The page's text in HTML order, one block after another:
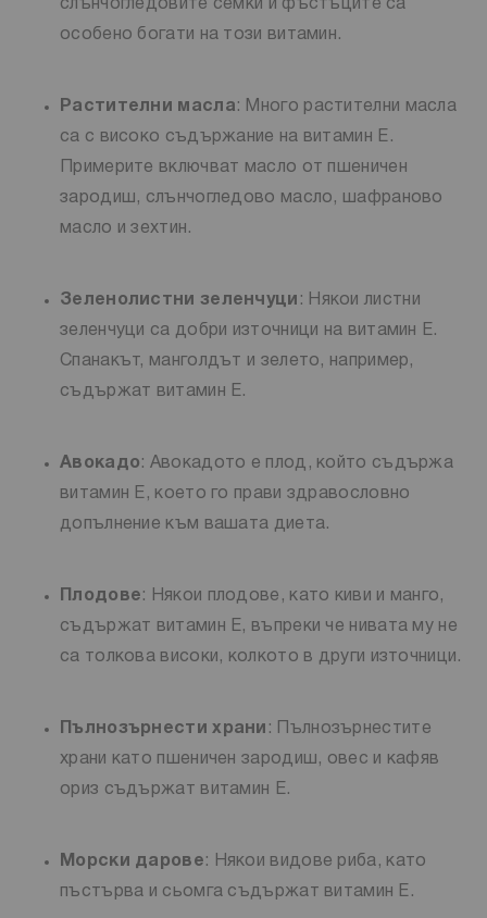
слънчогледовите семки и фъстъците са
особено богати на този витамин.
Растителни масла : Много растителни масла
са с високо съдържание на витамин Е.
Примерите включват масло от пшеничен
зародиш, слънчогледово масло, шафраново
масло и зехтин.
Зеленолистни зеленчуци : Някои листни
зеленчуци са добри източници на витамин Е.
Спанакът, манголдът и зелето, например,
съдържат витамин Е.
Авокадо : Авокадото е плод, който съдържа
витамин Е, което го прави здравословно
допълнение към вашата диета.
Плодове : Някои плодове, като киви и манго,
съдържат витамин Е, въпреки че нивата му не
са толкова високи, колкото в други източници.
Пълнозърнести храни : Пълнозърнестите
храни като пшеничен зародиш, овес и кафяв
ориз съдържат витамин Е.
Морски дарове : Някои видове риба, като
пъстърва и сьомга съдържат витамин Е.